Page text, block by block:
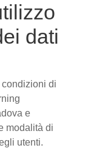
dati
di
e
modalità di
utenti.